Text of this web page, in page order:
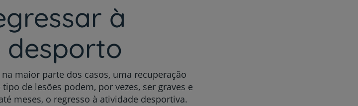
à
maior parte dos casos, uma recuperação
de lesões podem, por vezes, ser graves e
meses, o regresso à atividade desportiva.